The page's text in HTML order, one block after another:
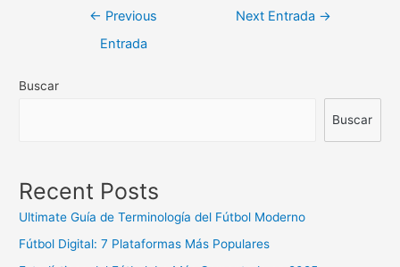
Navegación
← Previous
Entrada
Next Entrada →
Buscar
Buscar
Recent Posts
Ultimate Guía de Terminología del Fútbol Moderno
Fútbol Digital: 7 Plataformas Más Populares